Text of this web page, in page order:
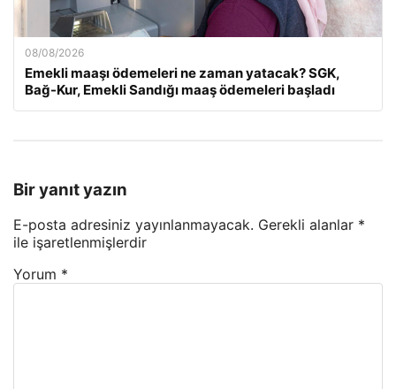
08/08/2026
Emekli maaşı ödemeleri ne zaman yatacak? SGK,
Bağ-Kur, Emekli Sandığı maaş ödemeleri başladı
Bir yanıt yazın
E-posta adresiniz yayınlanmayacak. Gerekli alanlar *
ile işaretlenmişlerdir
Yorum *